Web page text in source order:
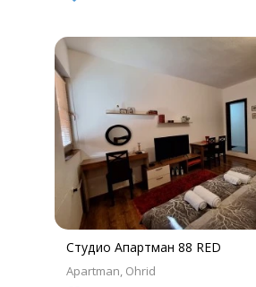
Студио Апартман 88 RED
Apartman Ohrid